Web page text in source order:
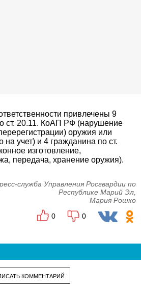
привлечены 9
ст. 20.11. КоАП РФ (нарушение
оружия или
на учет) и 4 гражданина по ст.
изготовление,
передача, хранение оружия).
служба Управления Росгвардии по
Республике Марий Эл,
Мария Рошко
0
0
КОММЕНТАРИЙ